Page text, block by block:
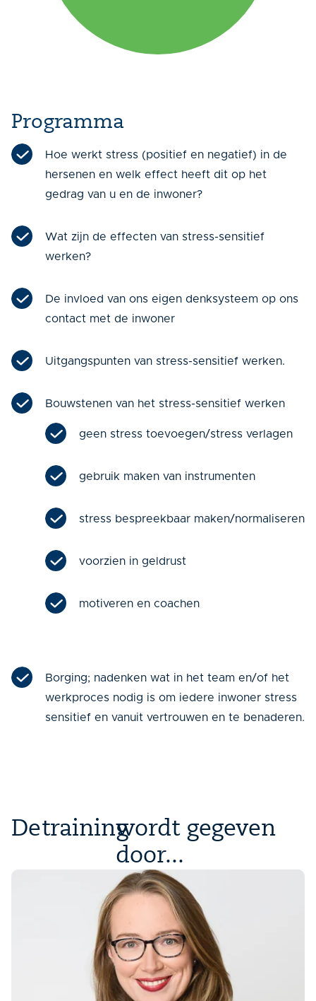
Programma
Hoe werkt stress (positief en negatief) in de
hersenen en welk effect heeft dit op het
gedrag van u en de inwoner?
Wat zijn de effecten van stress-sensitief
werken?
De invloed van ons eigen denksysteem op ons
contact met de inwoner
Uitgangspunten van stress-sensitief werken.
Bouwstenen van het stress-sensitief werken
geen stress toevoegen/stress verlagen
gebruik maken van instrumenten
stress bespreekbaar maken/normaliseren
voorzien in geldrust
motiveren en coachen
Borging; nadenken wat in het team en/of het
werkproces nodig is om iedere inwoner stress
sensitief en vanuit vertrouwen en te benaderen.
Detrainingwordt gegeven
door...